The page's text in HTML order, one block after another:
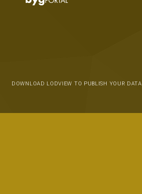
DOWNLOAD LODVIEW TO PUBLISH YOUR DATA